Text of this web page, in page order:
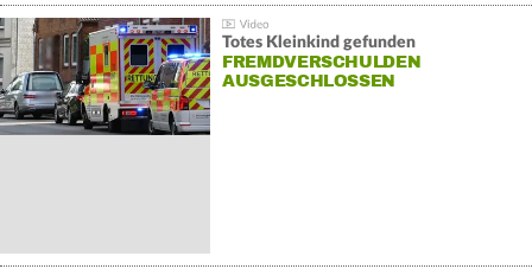
Totes Kleinkind gefunden
FREMDVERSCHULDEN
AUSGESCHLOSSEN